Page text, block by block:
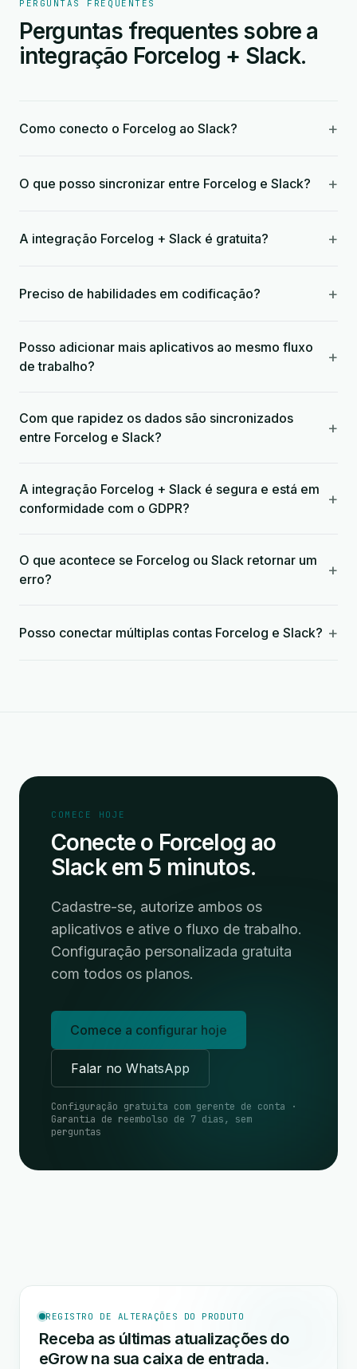
PERGUNTAS FREQUENTES
Perguntas frequentes sobre a
integração Forcelog + Slack.
Como conecto o Forcelog ao Slack? +
O que posso sincronizar entre Forcelog e Slack? +
A integração Forcelog + Slack é gratuita? +
Preciso de habilidades em codificação? +
Posso adicionar mais aplicativos ao mesmo fluxo
de trabalho?
+
Com que rapidez os dados são sincronizados
entre Forcelog e Slack?
+
A integração Forcelog + Slack é segura e está em
conformidade com o GDPR?
+
O que acontece se Forcelog ou Slack retornar um
erro?
+
Posso conectar múltiplas contas Forcelog e Slack? +
COMECE HOJE
Conecte o Forcelog ao
Slack em 5 minutos.
Cadastre-se, autorize ambos os
aplicativos e ative o fluxo de trabalho.
Configuração personalizada gratuita
com todos os planos.
Comece a configurar hoje
Falar no WhatsApp
Configuração gratuita com gerente de conta ·
Garantia de reembolso de 7 dias, sem
perguntas
REGISTRO DE ALTERAÇÕES DO PRODUTO
Receba as últimas atualizações do
eGrow na sua caixa de entrada.